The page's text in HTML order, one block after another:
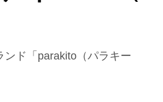
ド「parakito（パラキー